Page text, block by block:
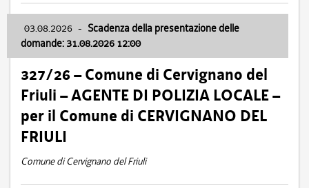
03.08.2026 - Scadenza della presentazione delle
domande: 31.08.2026 12:00
327/26 – Comune di Cervignano del
Friuli – AGENTE DI POLIZIA LOCALE –
per il Comune di CERVIGNANO DEL
FRIULI
Comune di Cervignano del Friuli